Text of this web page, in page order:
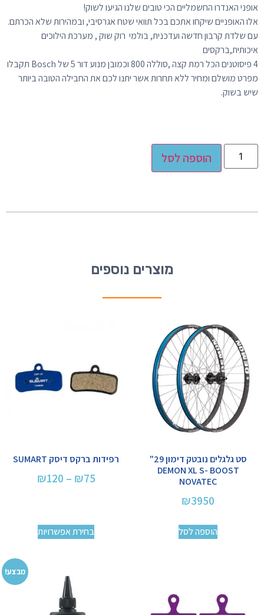
אופני האנדרו החשמליים הכי טובים שלנו הגיעו לשוק!
אלו האופניים שיקחו אתכם בכל תוואי שטח אגרסיבי, ובמהירות שלא הכרתם.
עם שלדת קרבון חדשה ועדכנית, בולמי רוק שוק , מערכת הילוכים
איכותית,ברקסים
4 פיסוטנים הכל רמת קצה ,סוללה 800 וכמובן מנוע דור 5 של Bosch תקבלו
מפרט מושלם ומחיר ללא תחרות אשר יתנו לכם את החבילה הטובה ביותר
שיש בשוק.
הוספה לסל
מוצרים נוספים
סט גלגלים נובטק דימון 29"
DEMON XL S- BOOST
NOVATEC
₪3950
הוספה לסל
רפידות ברקס דיסק SUMART
₪75
–
₪120
בחירת אפשרויות
מבצע!